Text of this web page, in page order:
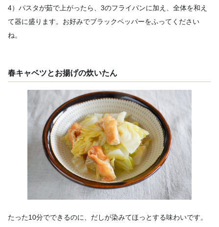
4）パスタが茹で上がったら、3のフライパンに加え、全体を和え
て器に盛ります。お好みでブラックペッパーをふってください
ね。
春キャベツとお揚げの炊いたん
たった10分でできるのに、だしが染みてほっとする味わいです。